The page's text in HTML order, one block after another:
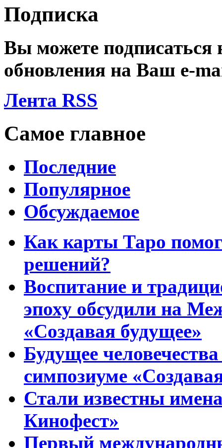
Подписка
Вы можете подписаться
обновления на Ваш e-
Лента RSS
Самое главное
Последние
Популярное
Обсуждаемое
Как карты Таро
решений?
Воспитание и
эпоху обсудили на
«Создавая будущее»
Будущее
симпозиуме
Стали известны
Кинофест»
Первый